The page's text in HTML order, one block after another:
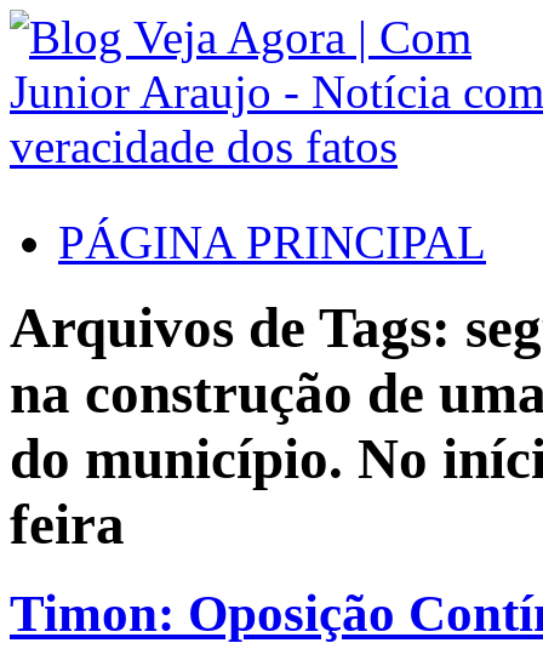
PÁGINA PRINCIPAL
Arquivos de Tags:
na construção de
do município. No
feira
Timon: Oposição